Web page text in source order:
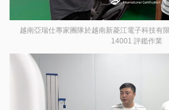
越南亞瑞仕專家團隊於越南新菱江電子科技有
14001 評鑑作業